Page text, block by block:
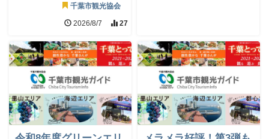
千葉市観光協会
2026/8/7 27